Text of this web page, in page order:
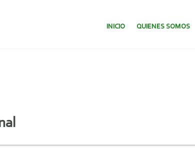
SALTAR AL CONTENIDO.
INICIO QUIENES SOMOS